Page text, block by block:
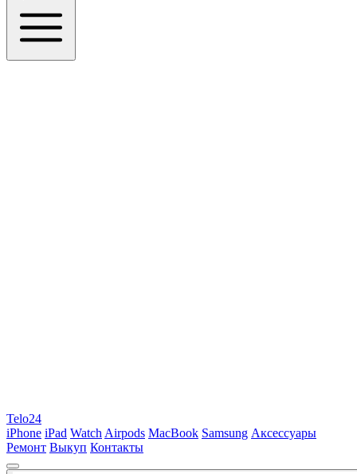
Telo24
iPhone iPad Watch Airpods MacBook Samsung Аксессуары
Ремонт Выкуп Контакты